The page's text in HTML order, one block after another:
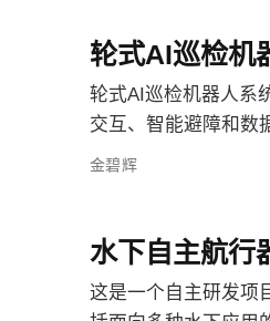
轮式AI巡检机
轮式AI巡检机器人系
交互、智能避障和数
金碧辉
水下自主航行
这是一个自主研发项